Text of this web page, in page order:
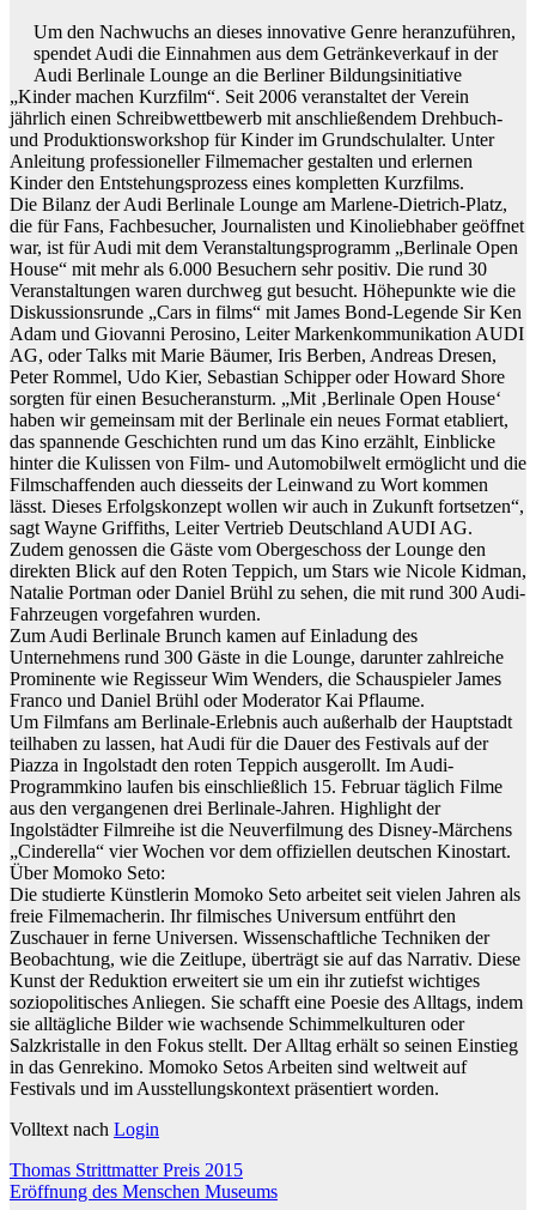
Um den Nachwuchs an dieses innovative Genre heranzuführen,
spendet Audi die Einnahmen aus dem Getränkeverkauf in der
Audi Berlinale Lounge an die Berliner Bildungsinitiative
„Kinder machen Kurzfilm“. Seit 2006 veranstaltet der Verein
jährlich einen Schreibwettbewerb mit anschließendem Drehbuch-
und Produktionsworkshop für Kinder im Grundschulalter. Unter
Anleitung professioneller Filmemacher gestalten und erlernen
Kinder den Entstehungsprozess eines kompletten Kurzfilms.
Die Bilanz der Audi Berlinale Lounge am Marlene-Dietrich-Platz,
die für Fans, Fachbesucher, Journalisten und Kinoliebhaber geöffnet
war, ist für Audi mit dem Veranstaltungsprogramm „Berlinale Open
House“ mit mehr als 6.000 Besuchern sehr positiv. Die rund 30
Veranstaltungen waren durchweg gut besucht. Höhepunkte wie die
Diskussionsrunde „Cars in films“ mit James Bond-Legende Sir Ken
Adam und Giovanni Perosino, Leiter Markenkommunikation AUDI
AG, oder Talks mit Marie Bäumer, Iris Berben, Andreas Dresen,
Peter Rommel, Udo Kier, Sebastian Schipper oder Howard Shore
sorgten für einen Besucheransturm. „Mit ‚Berlinale Open House‘
haben wir gemeinsam mit der Berlinale ein neues Format etabliert,
das spannende Geschichten rund um das Kino erzählt, Einblicke
hinter die Kulissen von Film- und Automobilwelt ermöglicht und die
Filmschaffenden auch diesseits der Leinwand zu Wort kommen
lässt. Dieses Erfolgskonzept wollen wir auch in Zukunft fortsetzen“,
sagt Wayne Griffiths, Leiter Vertrieb Deutschland AUDI AG.
Zudem genossen die Gäste vom Obergeschoss der Lounge den
direkten Blick auf den Roten Teppich, um Stars wie Nicole Kidman,
Natalie Portman oder Daniel Brühl zu sehen, die mit rund 300 Audi-
Fahrzeugen vorgefahren wurden.
Zum Audi Berlinale Brunch kamen auf Einladung des
Unternehmens rund 300 Gäste in die Lounge, darunter zahlreiche
Prominente wie Regisseur Wim Wenders, die Schauspieler James
Franco und Daniel Brühl oder Moderator Kai Pflaume.
Um Filmfans am Berlinale-Erlebnis auch außerhalb der Hauptstadt
teilhaben zu lassen, hat Audi für die Dauer des Festivals auf der
Piazza in Ingolstadt den roten Teppich aus­gerollt. Im Audi-
Programmkino laufen bis einschließlich 15. Februar täglich Filme
aus den vergangenen drei Berlinale-Jahren. Highlight der
Ingolstädter Filmreihe ist die Neuverfilmung des Disney-Märchens
„Cinderella“ vier Wochen vor dem offiziellen deutschen Kinostart.
Über Momoko Seto:
Die studierte Künstlerin Momoko Seto arbeitet seit vielen Jahren als
freie Filmemacherin. Ihr filmisches Universum entführt den
Zuschauer in ferne Universen. Wissenschaftliche Techniken der
Beobachtung, wie die Zeitlupe, überträgt sie auf das Narrativ. Diese
Kunst der Reduktion erweitert sie um ein ihr zutiefst wichtiges
soziopolitisches Anliegen. Sie schafft eine Poesie des Alltags, indem
sie alltägliche Bilder wie wachsende Schimmelkulturen oder
Salzkristalle in den Fokus stellt. Der Alltag erhält so seinen Einstieg
in das Genrekino. Momoko Setos Arbeiten sind weltweit auf
Festivals und im Ausstellungskontext präsentiert worden.
Volltext nach Login
Beitragsnavigation
Thomas Strittmatter Preis 2015
Eröffnung des Menschen Museums